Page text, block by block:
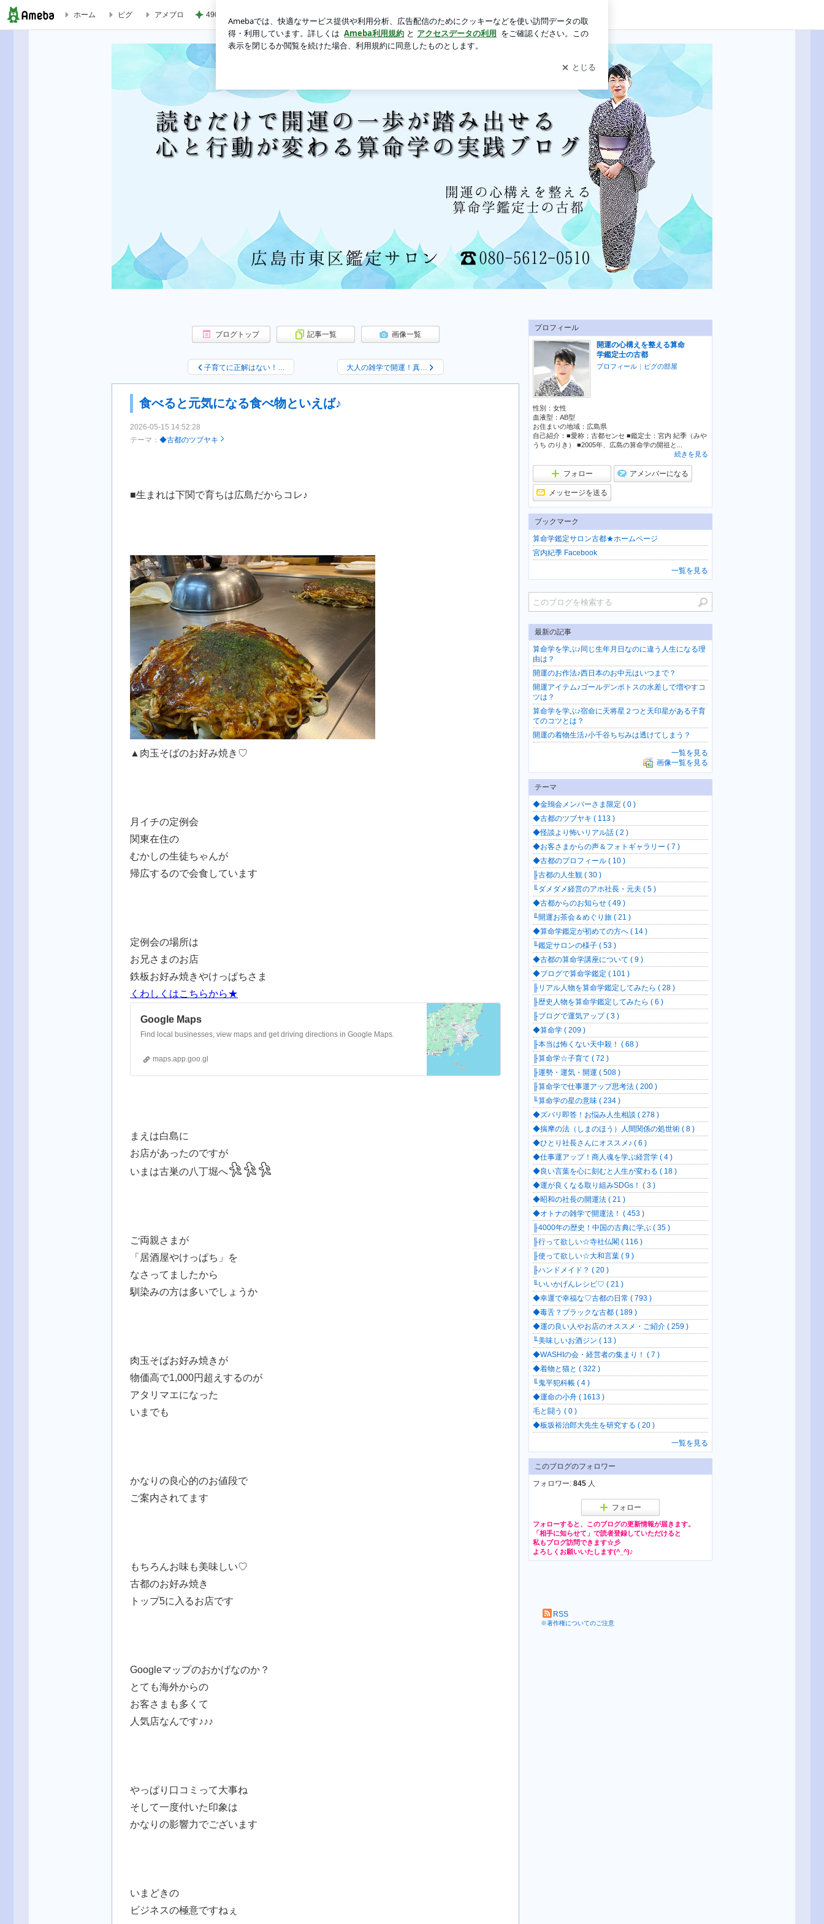
食べると元気になる食べ物といえば♪ | 算命学で人生後半の不安と迷いを解消する！7000人を導いた人生経営の開運鑑定@広島・古都
ホーム ピグ アメブロ 490円のサプリで息子の身長復活
ブログトップ 記事一覧 画像一覧
子育てに正解はない！… 大人の雑学で開運！真…
食べると元気になる食べ物といえば♪
2026-05-15 14:52:28
テーマ： ◆古都のツブヤキ
■生まれは下関で育ちは広島だからコレ♪
▲肉玉そばのお好み焼き♡
月イチの定例会
関東在住の
むかしの生徒ちゃんが
帰広するので会食しています
定例会の場所は
お兄さまのお店
鉄板お好み焼きやけっぱちさま
くわしくはこちらから★
Google Maps
Find local businesses, view maps and get driving directions in Google Maps.
maps.app.goo.gl
まえは白島に
お店があったのですが
いまは古巣の八丁堀へ
ご両親さまが
「居酒屋やけっぱち」を
なさってましたから
馴染みの方は多いでしょうか
肉玉そばお好み焼きが
物価高で1,000円超えするのが
アタリマエになった
いまでも
かなりの良心的のお値段で
ご案内されてます
もちろんお味も美味しい♡
古都のお好み焼き
トップ5に入るお店です
Googleマップのおかげなのか？
とても海外からの
お客さまも多くて
人気店なんです♪♪♪
やっぱり口コミって大事ね
そして一度付いた印象は
かなりの影響力でございます
いまどきの
ビジネスの極意ですねぇ
プロフィール
開運の心構えを整える算命
学鑑定士の古都
プロフィール ｜ ピグの部屋
性別： 女性
血液型： AB型
お住まいの地域： 広島県
自己紹介：■愛称；古都センセ ■鑑定士：宮内 紀季（みや
うち のりき） ■2005年、広島の算命学の開祖と...
続きを見る
フォロー アメンバーになる
メッセージを送る
ブックマーク
算命学鑑定サロン古都★ホームページ
宮内紀季 Facebook
一覧を見る
最新の記事
算命学を学ぶ♪同じ生年月日なのに違う人生になる理
由は？
開運のお作法♪西日本のお中元はいつまで？
開運アイテム♪ゴールデンポトスの水差しで増やすコ
ツは？
算命学を学ぶ♪宿命に天将星２つと天印星がある子育
てのコツとは？
開運の着物生活♪小千谷ちぢみは透けてしまう？
一覧を見る
画像一覧を見る
テーマ
◆金鵄会メンバーさま限定 ( 0 )
◆古都のツブヤキ ( 113 )
◆怪談より怖いリアル話 ( 2 )
◆お客さまからの声＆フォトギャラリー ( 7 )
◆古都のプロフィール ( 10 )
╟古都の人生観 ( 30 )
╙ダメダメ経営のアホ社長・元夫 ( 5 )
◆古都からのお知らせ ( 49 )
╙開運お茶会＆めぐり旅 ( 21 )
◆算命学鑑定が初めての方へ ( 14 )
╙鑑定サロンの様子 ( 53 )
◆古都の算命学講座について ( 9 )
◆ブログで算命学鑑定 ( 101 )
╟リアル人物を算命学鑑定してみたら ( 28 )
╟歴史人物を算命学鑑定してみたら ( 6 )
╟ブログで運気アップ ( 3 )
◆算命学 ( 209 )
╟本当は怖くない天中殺！ ( 68 )
╟算命学☆子育て ( 72 )
╟運勢・運気・開運 ( 508 )
╟算命学で仕事運アップ思考法 ( 200 )
╙算命学の星の意味 ( 234 )
◆ズバリ即答！お悩み人生相談 ( 278 )
◆揣摩の法（しまのほう）人間関係の処世術 ( 8 )
◆ひとり社長さんにオススメ♪ ( 6 )
◆仕事運アップ！商人魂を学ぶ経営学 ( 4 )
◆良い言葉を心に刻むと人生が変わる ( 18 )
◆運が良くなる取り組みSDGs！ ( 3 )
◆昭和の社長の開運法 ( 21 )
◆オトナの雑学で開運法！ ( 453 )
╟4000年の歴史！中国の古典に学ぶ ( 35 )
╟行って欲しい☆寺社仏閣 ( 116 )
╟使って欲しい☆大和言葉 ( 9 )
╟ハンドメイド？ ( 20 )
╙いいかげんレシピ♡ ( 21 )
◆幸運で幸福な♡古都の日常 ( 793 )
◆毒舌？ブラックな古都 ( 189 )
◆運の良い人やお店のオススメ・ご紹介 ( 259 )
╙美味しいお酒ジン ( 13 )
◆WASHIの会・経営者の集まり！ ( 7 )
◆着物と猫と ( 322 )
╙鬼平犯科帳 ( 4 )
◆運命の小舟 ( 1613 )
毛と闘う ( 0 )
◆板坂裕治郎大先生を研究する ( 20 )
一覧を見る
このブログのフォロワー
フォロワー: 845 人
フォロー
フォローすると、このブログの更新情報が届きます。
RSS
※著作権についてのご注意